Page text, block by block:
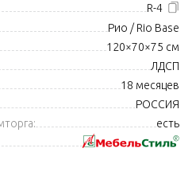
R-4
Рио / Rio Base
120×70×75 см
ЛДСП
18 месяцев
РОССИЯ
есть